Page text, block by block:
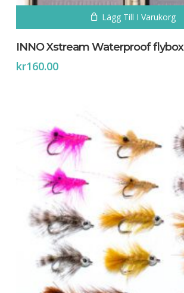
Lägg Till I Varukorg
INNO Xstream Waterproof flybox
kr160.00